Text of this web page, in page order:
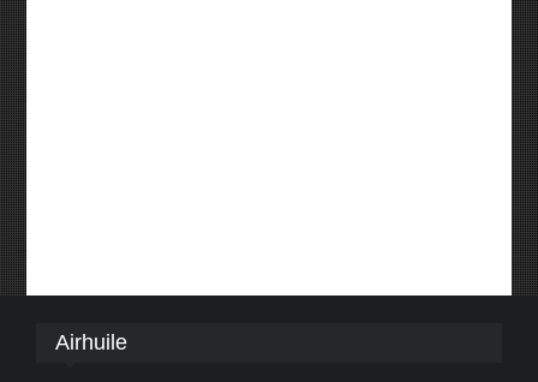
Airhuile